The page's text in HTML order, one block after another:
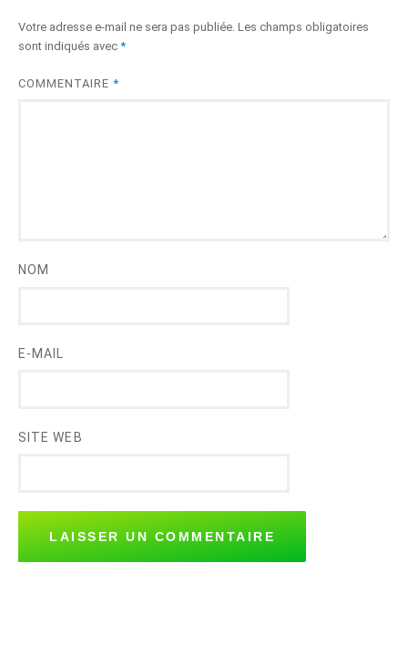
Votre adresse e-mail ne sera pas publiée. Les champs obligatoires
sont indiqués avec *
COMMENTAIRE *
NOM
E-MAIL
SITE WEB